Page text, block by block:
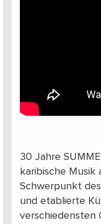
30 Jahre
karibische Musik
Schwerpunkt
und etablierte
verschiedensten